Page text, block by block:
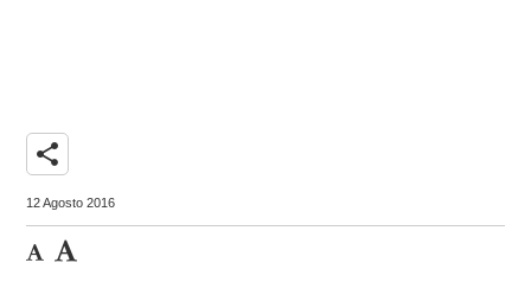
share
12 Agosto 2016